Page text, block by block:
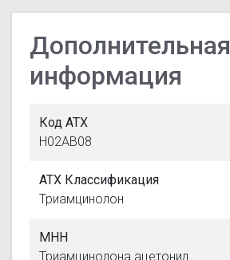
Дополнительная
информация
Код АТХ
H02AB08
АТХ Классификация
Триамцинолон
МНН
Триамцинолона ацетонид